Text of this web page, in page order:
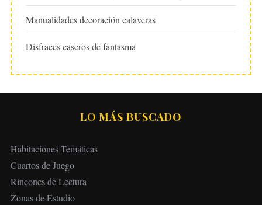
Manualidades decoración calaveras
Disfraces caseros de fantasma
LO MÁS BUSCADO
Habitaciones Temáticas
Cuartos de Juego
Rincones de Lectura
Zonas de Estudio